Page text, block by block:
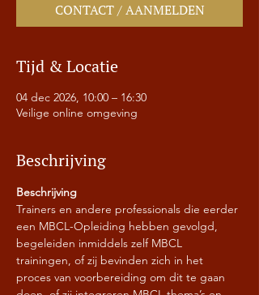
CONTACT / AANMELDEN
Tijd & Locatie
04 dec 2026, 10:00 – 16:30
Veilige online omgeving
Beschrijving
Beschrijving
Trainers en andere professionals die eerder
een MBCL-Opleiding hebben gevolgd,
begeleiden inmiddels zelf MBCL
trainingen, of zij bevinden zich in het
proces van voorbereiding om dit te gaan